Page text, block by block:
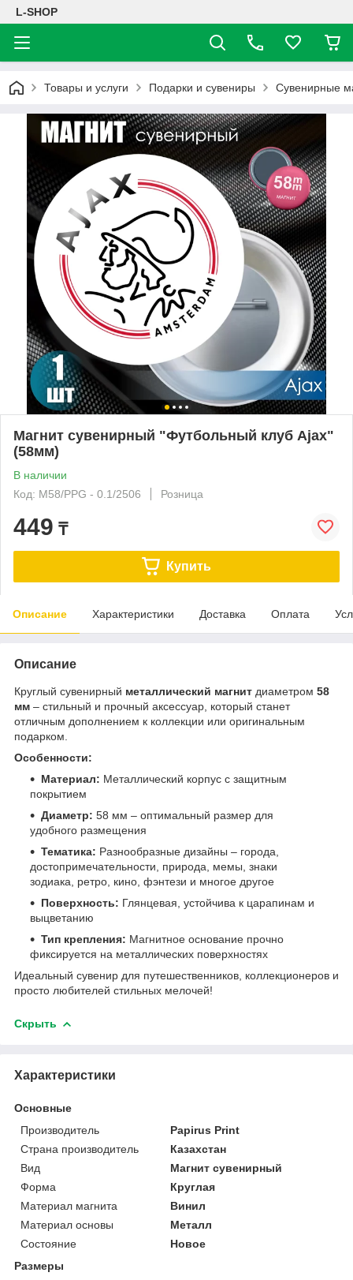
L-SHOP
Товары и услуги Подарки и сувениры Сувенирные
Магнит сувенирный "Футбольный клуб Ajax"
(58мм)
В наличии
Код: M58/PPG - 0.1/2506
Розница
449 ₸
Купить
Описание Характеристики Доставка Оплата
Описание
Круглый сувенирный металлический магнит диаметром 58
мм – стильный и прочный аксессуар, который станет
отличным дополнением к коллекции или оригинальным
подарком.
Особенности:
Материал: Металлический корпус с защитным
покрытием
Диаметр: 58 мм – оптимальный размер для
удобного размещения
Тематика: Разнообразные дизайны – города,
достопримечательности, природа, мемы, знаки
зодиака, ретро, кино, фэнтези и многое другое
Поверхность: Глянцевая, устойчива к царапинам и
выцветанию
Тип крепления: Магнитное основание прочно
фиксируется на металлических поверхностях
Идеальный сувенир для путешественников, коллекционеров и
просто любителей стильных мелочей!
Скрыть
Характеристики
Основные
Производитель
Papirus Print
Страна производитель
Казахстан
Вид
Магнит сувенирный
Форма
Круглая
Материал магнита
Винил
Материал основы
Металл
Состояние
Новое
Размеры